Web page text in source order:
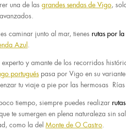
una de las grandes sendas de Vigo,
caminar junto al mar, tienes rutas por
Azul .
experto y amante de los recorridos
portugués pasa por Vigo en su
tu viaje a pie por las hermosas
tiempo, siempre puedes realizar
te sumergen en plena naturaleza sin
como la del Monte de O Castro.